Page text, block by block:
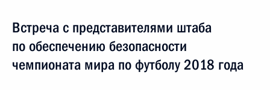
Встреча с представителями штаба
по обеспечению безопасности
чемпионата мира по футболу 2018 года